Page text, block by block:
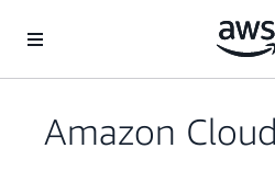
Überspringen zum Hauptinhalt
Amazon